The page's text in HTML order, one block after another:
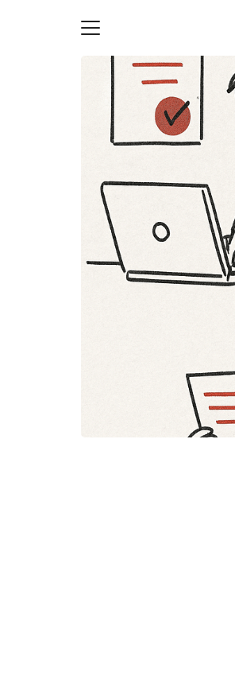
ญชี (Accounting service)